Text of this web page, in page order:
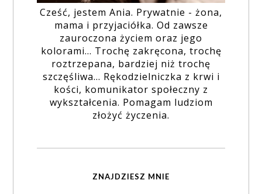
Cześć, jestem Ania. Prywatnie - żona,
mama i przyjaciółka. Od zawsze
zauroczona życiem oraz jego
kolorami... Trochę zakręcona, trochę
roztrzepana, bardziej niż trochę
szczęśliwa... Rękodzielniczka z krwi i
kości, komunikator społeczny z
wykształcenia. Pomagam ludziom
złożyć życzenia.
ZNAJDZIESZ MNIE